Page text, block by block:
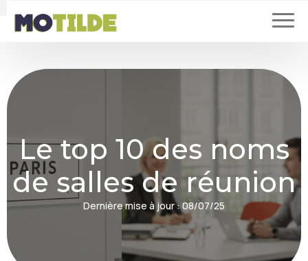
Le top 10 des noms
de salles de réunion
Dernière mise à jour :08/07/25